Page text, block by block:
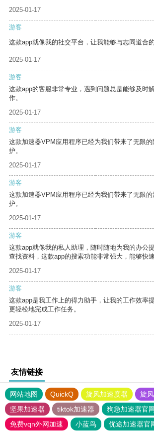
2025-01-17
游客
这款app就像我的社交平台，让我能够与志同道合
2025-01-17
游客
这款app的客服非常专业，遇到问题总是能够及时
作。
2025-01-17
游客
这款加速器VPM应用程序已经为我们带来了无限
护。
2025-01-17
游客
这款加速器VPM应用程序已经为我们带来了无限
护。
2025-01-17
游客
这款app就像我的私人助理，随时随地为我的办公
查找资料，这款app的搜索功能非常强大，能够快
2025-01-17
游客
这款app是我工作上的得力助手，让我的工作效率
更轻松地完成工作任务。
2025-01-17
友情链接
网站地图 QuickQ 旋风加速度器
旋
坚果加速器
tiktok加速器
狗急加速器官
免费vqn外网加速
小蓝鸟 优途加速器官